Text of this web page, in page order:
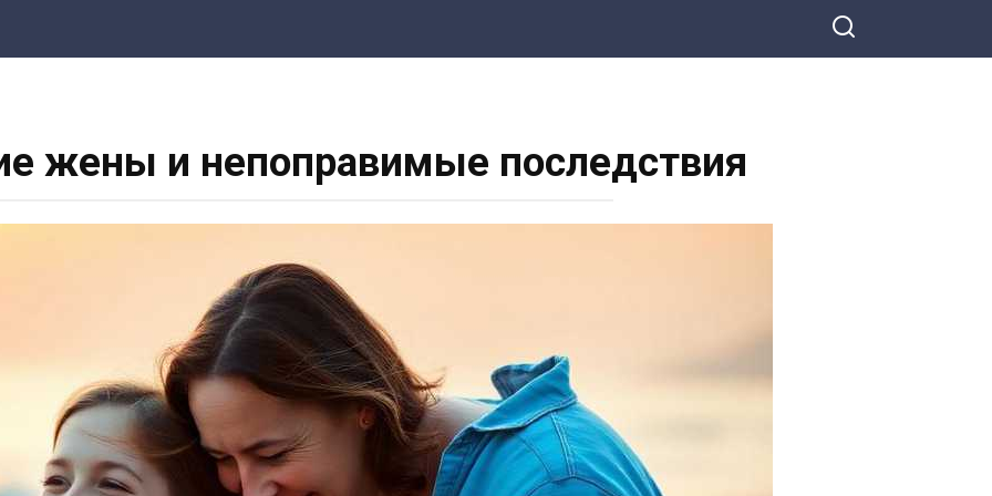
жены и непоправимые последствия